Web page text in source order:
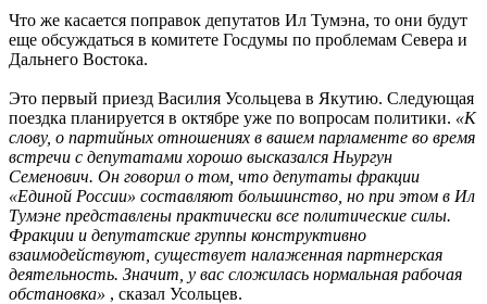
Что же касается поправок депутатов Ил Тумэна, то они будут
еще обсуждаться в комитете Госдумы по проблемам Севера и
Дальнего Востока.
Это первый приезд Василия Усольцева в Якутию. Следующая
поездка планируется в октябре уже по вопросам политики. «К
слову, о партийных отношениях в вашем парламенте во время
встречи с депутатами хорошо высказался Ньургун
Семенович. Он говорил о том, что депутаты фракции
«Единой России» составляют большинство, но при этом в Ил
Тумэне представлены практически все политические силы.
Фракции и депутатские группы конструктивно
взаимодействуют, существует налаженная партнерская
деятельность. Значит, у вас сложилась нормальная рабочая
обстановка» , сказал Усольцев.